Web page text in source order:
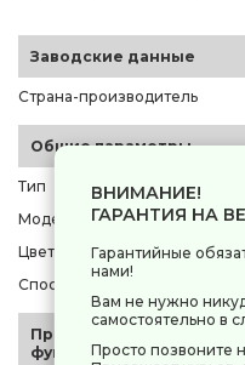
Заводские данные
Страна-производитель
Общие параметры
Тип
Модель
Цвет корпуса
Способ установки /
Производительность и
функционал
ВНИМАНИЕ!
ГАРАНТИЯ НА
Гарантийные
нами!
Вам не нужно
самостоятельно в
Просто позвоните